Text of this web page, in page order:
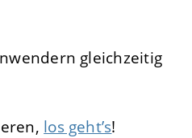
gleichzeitig
los geht’s!